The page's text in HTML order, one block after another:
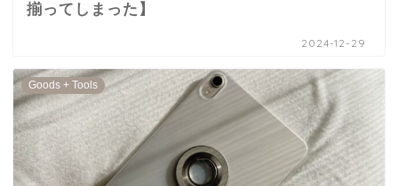
揃ってしまった】
2024-12-29
Goods + Tools